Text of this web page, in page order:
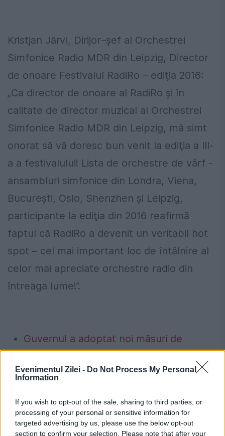
Evenimentul Zilei - Do Not Process My Personal
Information
If you wish to opt-out of the sale, sharing to third parties, or
processing of your personal or sensitive information for
targeted advertising by us, please use the below opt-out
section to confirm your selection. Please note that after your
Kristjan Järvi, Dirijor–şef al Orchestrei
Simfonice Radio MDR din Leipzig, Director
de onoare Festivalul RadiRo – ediţia 2016:
„Ca director de onoare al RadiRo şi în
calitate de director muzical al Orchestrei
Simfonice Radio MDR din Leipzig, mă simt
onorat să vă doresc bun venit la ediţia a III-
a a festivalului! Lista de orchestre de vârf -
ansambluri simfonice din Londra, Viena,
Bucureşti, Oslo, Shenzhen şi Leipzig,
participante la ediţia din 2016 reafirmă
faptul că RadiRo a devenit un veritabil hot
spot – cel mai important loc de întâlnire al
celor mai apreciate orchestre radio din
întreaga lume!”.
Guvernul a adoptat noi măsuri de
electrică. Transelectrica poate limita
apar deficite în sistem
Waze ar putea pierde avertizările